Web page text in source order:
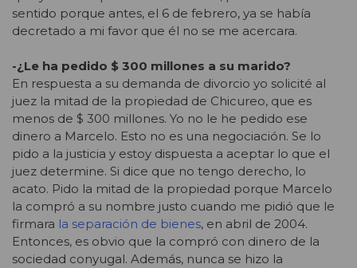
sentido porque antes, el 6 de febrero, ya se había
decretado a mi favor que él no se me acercara.
-¿Le ha pedido $ 300 millones a su marido?
En respuesta a su demanda de divorcio yo solicité al
juez la mitad de la propiedad de Chicureo, que es
menos de $ 300 millones. Yo no le he pedido ese
dinero a Marcelo. Esto no es una negociación. Se lo
pido a la justicia y estoy dispuesta a aceptar lo que el
juez determine. Si dice que no tengo derecho, lo
acato. Pido la mitad de la propiedad porque Marcelo
la compró a su nombre justo cuando me pidió que le
firmara la separación de bienes, en abril de 2004.
Entonces, es obvio que la compró con dinero de la
sociedad conyugal. Además, nunca se hizo la